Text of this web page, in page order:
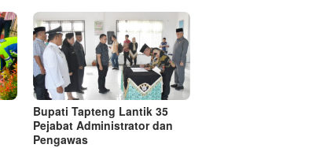
Bupati Tapteng Lantik 35
Pejabat Administrator dan
Pengawas